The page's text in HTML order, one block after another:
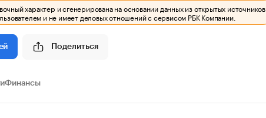
характер и сгенерирована на основании данных из открытых источников.
и не имеет деловых отношений с сервисом РБК Компании.
Поделиться
Финансы